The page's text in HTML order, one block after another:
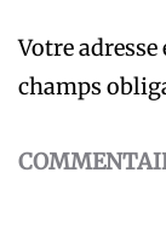
Votre
champs